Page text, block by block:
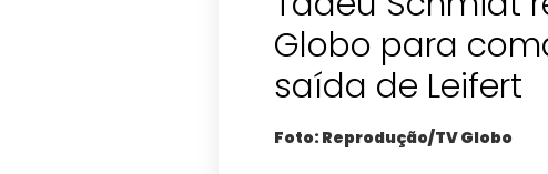
Globo para
saída de Leifert
Foto: Reprodução/TV Globo